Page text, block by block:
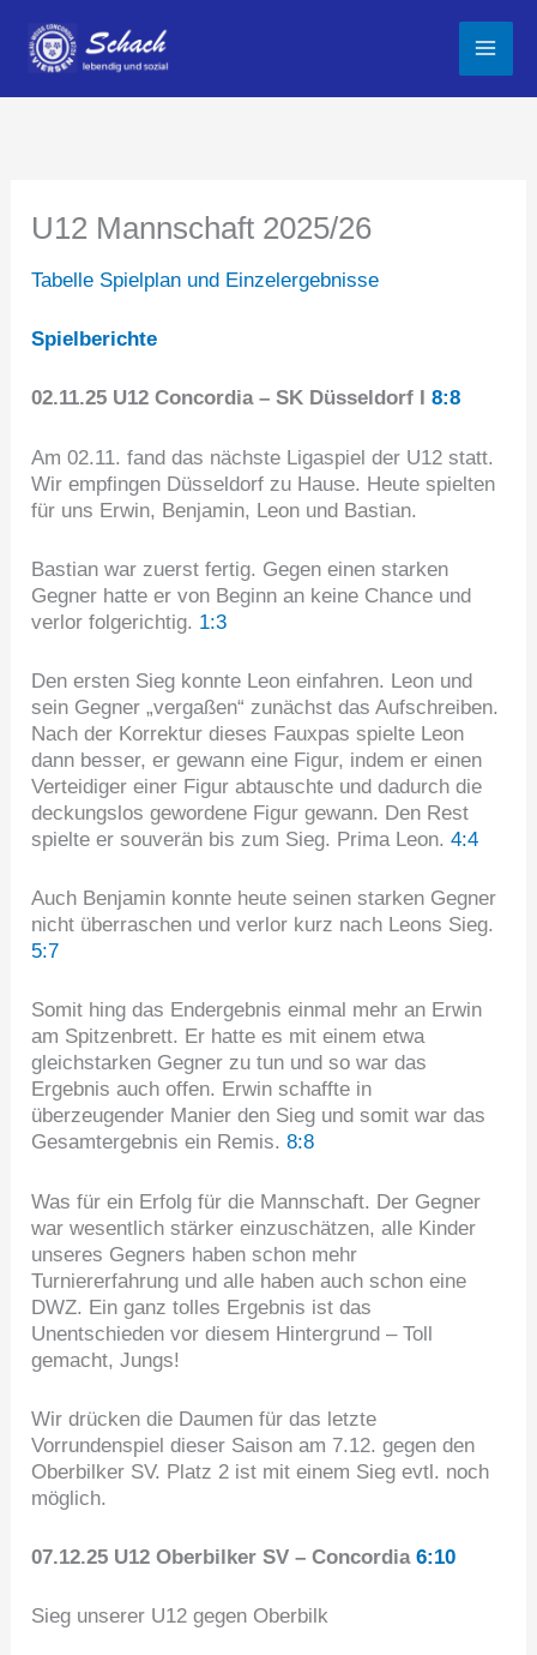
Inhalt
springen
U12 Mannschaft 2025/26
Tabelle Spielplan und Einzelergebnisse
Spielberichte
02.11.25 U12 Concordia – SK Düsseldorf I8:8
Am 02.11. fand das nächste Ligaspiel der U12 statt.
Wir empfingen Düsseldorf zu Hause. Heute spielten
für uns Erwin, Benjamin, Leon und Bastian.
Bastian war zuerst fertig. Gegen einen starken
Gegner hatte er von Beginn an keine Chance und
verlor folgerichtig. 1:3
Den ersten Sieg konnte Leon einfahren. Leon und
sein Gegner „vergaßen“ zunächst das Aufschreiben.
Nach der Korrektur dieses Fauxpas spielte Leon
dann besser, er gewann eine Figur, indem er einen
Verteidiger einer Figur abtauschte und dadurch die
deckungslos gewordene Figur gewann. Den Rest
spielte er souverän bis zum Sieg. Prima Leon.4:4
Auch Benjamin konnte heute seinen starken Gegner
nicht überraschen und verlor kurz nach Leons Sieg.
5:7
Somit hing das Endergebnis einmal mehr an Erwin
am Spitzenbrett. Er hatte es mit einem etwa
gleichstarken Gegner zu tun und so war das
Ergebnis auch offen. Erwin schaffte in
überzeugender Manier den Sieg und somit war das
Gesamtergebnis ein Remis.8:8
Was für ein Erfolg für die Mannschaft. Der Gegner
war wesentlich stärker einzuschätzen, alle Kinder
unseres Gegners haben schon mehr
Turniererfahrung und alle haben auch schon eine
DWZ. Ein ganz tolles Ergebnis ist das
Unentschieden vor diesem Hintergrund – Toll
gemacht, Jungs!
Wir drücken die Daumen für das letzte
Vorrundenspiel dieser Saison am 7.12. gegen den
Oberbilker SV. Platz 2 ist mit einem Sieg evtl. noch
möglich.
07.12.25 U12 Oberbilker SV – Concordia6:10
Sieg unserer U12 gegen Oberbilk